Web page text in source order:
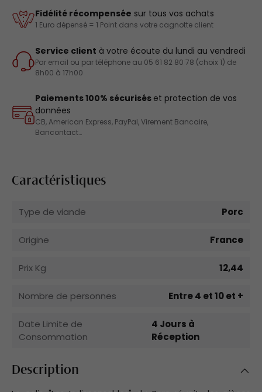
Fidélité récompensée sur tous vos achats
1 Euro dépensé = 1 Point dans votre cagnotte client
Service client à votre écoute du lundi au vendredi
Par email ou par téléphone au 05 61 82 80 78 (choix 1) de
8h00 à 17h00
Paiements 100% sécurisés et protection de vos
données
CB, American Express, PayPal, Virement Bancaire,
Bancontact…
Description
Caractéristiques
Type de viande Porc
Origine France
Prix Kg 12,44
Nombre de personnes Entre 4 et 10 et +
Date Limite de
Consommation
4 Jours à
Réception